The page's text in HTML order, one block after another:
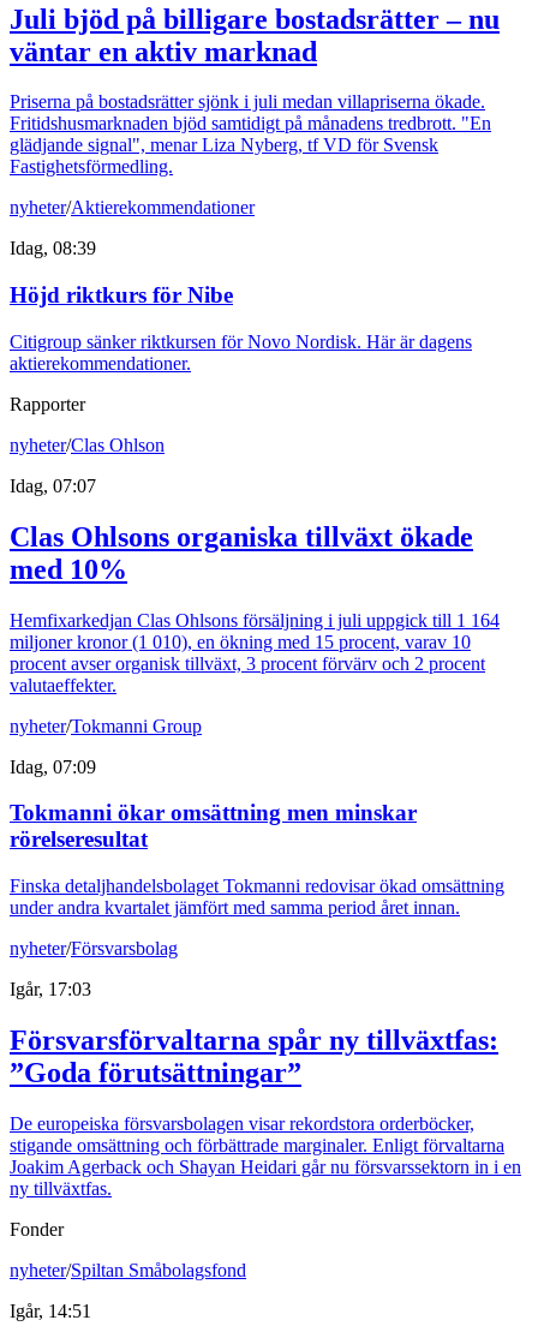
Juli bjöd på billigare bostadsrätter – nu
väntar en aktiv marknad
Priserna på bostadsrätter sjönk i juli medan villapriserna ökade.
Fritidshusmarknaden bjöd samtidigt på månadens tredbrott. "En
glädjande signal", menar Liza Nyberg, tf VD för Svensk
Fastighetsförmedling.
nyheter/Aktierekommendationer
Idag, 08:39
Höjd riktkurs för Nibe
Citigroup sänker riktkursen för Novo Nordisk. Här är dagens
aktierekommendationer.
Rapporter
nyheter/Clas Ohlson
Idag, 07:07
Clas Ohlsons organiska tillväxt ökade
med 10%
Hemfixarkedjan Clas Ohlsons försäljning i juli uppgick till 1 164
miljoner kronor (1 010), en ökning med 15 procent, varav 10
procent avser organisk tillväxt, 3 procent förvärv och 2 procent
valutaeffekter.
nyheter/Tokmanni Group
Idag, 07:09
Tokmanni ökar omsättning men minskar
rörelseresultat
Finska detaljhandelsbolaget Tokmanni redovisar ökad omsättning
under andra kvartalet jämfört med samma period året innan.
nyheter/Försvarsbolag
Igår, 17:03
Försvarsförvaltarna spår ny tillväxtfas:
”Goda förutsättningar”
De europeiska försvarsbolagen visar rekordstora orderböcker,
stigande omsättning och förbättrade marginaler. Enligt förvaltarna
Joakim Agerback och Shayan Heidari går nu försvarssektorn in i en
ny tillväxtfas.
Fonder
nyheter/Spiltan Småbolagsfond
Igår, 14:51